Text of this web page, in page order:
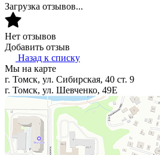
Загрузка отзывов...
Нет отзывов
Добавить отзыв
Назад к списку
Мы на карте
г. Томск, ул. Сибирская, 40 ст. 9
г. Томск, ул. Шевченко, 49Е